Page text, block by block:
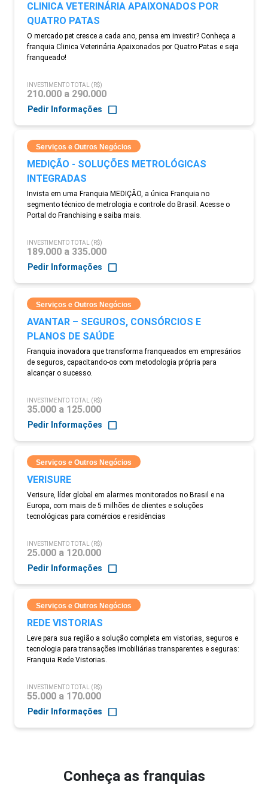
CLINICA VETERINÁRIA APAIXONADOS POR
QUATRO PATAS
O mercado pet cresce a cada ano, pensa em investir? Conheça a
franquia Clinica Veterinária Apaixonados por Quatro Patas e seja
franqueado!
INVESTIMENTO TOTAL (R$)
210.000 a 290.000
Pedir Informações
Serviços e Outros Negócios
MEDIÇÃO - SOLUÇÕES METROLÓGICAS
INTEGRADAS
Invista em uma Franquia MEDIÇÃO, a única Franquia no
segmento técnico de metrologia e controle do Brasil. Acesse o
Portal do Franchising e saiba mais.
INVESTIMENTO TOTAL (R$)
189.000 a 335.000
Pedir Informações
Serviços e Outros Negócios
AVANTAR – SEGUROS, CONSÓRCIOS E
PLANOS DE SAÚDE
Franquia inovadora que transforma franqueados em empresários
de seguros, capacitando-os com metodologia própria para
alcançar o sucesso.
INVESTIMENTO TOTAL (R$)
35.000 a 125.000
Pedir Informações
Serviços e Outros Negócios
VERISURE
Verisure, líder global em alarmes monitorados no Brasil e na
Europa, com mais de 5 milhões de clientes e soluções
tecnológicas para comércios e residências
INVESTIMENTO TOTAL (R$)
25.000 a 120.000
Pedir Informações
Serviços e Outros Negócios
REDE VISTORIAS
Leve para sua região a solução completa em vistorias, seguros e
tecnologia para transações imobiliárias transparentes e seguras:
Franquia Rede Vistorias.
INVESTIMENTO TOTAL (R$)
55.000 a 170.000
Pedir Informações
Conheça as franquias